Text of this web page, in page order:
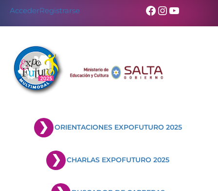
AccederRegistrarse Facebook
Instagram
YouTube
ORIENTACIONES EXPOFUTURO 2025
CHARLAS EXPOFUTURO 2025